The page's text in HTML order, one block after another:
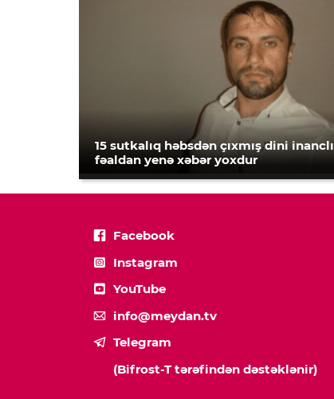
15 sutkalıq həbsdən çıxmış dini inanclı
fəaldan yenə xəbər yoxdur
Facebook
Instagram
YouTube
info@meydan.tv
Telegram
(Bifrost-T tərəfindən dəstəklənir)